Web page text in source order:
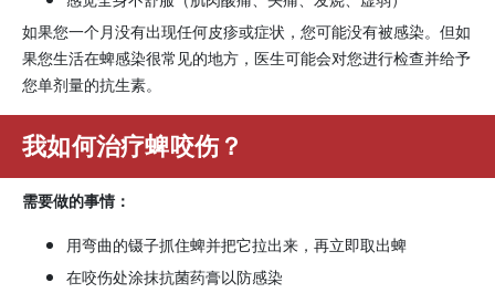
如果您一个月没有出现任何皮疹或症状，您可能没有被感染。但如
果您生活在蜱感染很常见的地方，医生可能会对您进行检查并给予
您单剂量的抗生素。
我如何治疗蜱咬伤？
需要做的事情：
用弯曲的镊子抓住蜱并把它拉出来，再立即取出蜱
在咬伤处涂抹抗菌药膏以防感染